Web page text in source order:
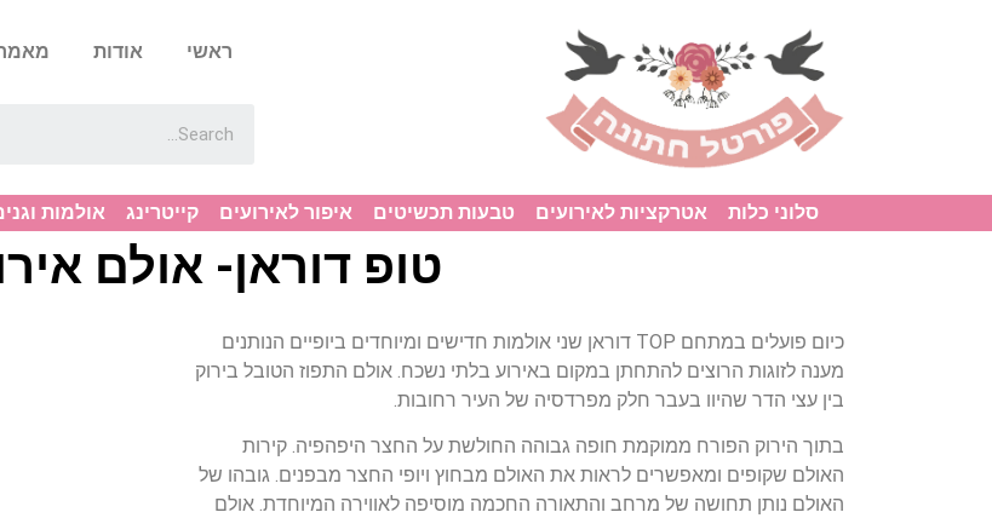
ראשי אודות
סלוני כלות אטרקציות לאירועים טבעות תכשיטים איפור לאירועים קייטרינג אולמות
טופ דוראן- אולם
כיום פועלים במתחם TOP דוראן שני אולמות חדישים ומיוחדים ביופיים הנותנים
מענה לזוגות הרוצים להתחתן במקום באירוע בלתי נשכח. אולם התפוז הטובל בירוק
בין עצי הדר שהיוו בעבר חלק מפרדסיה של העיר רחובות.
בתוך הירוק הפורח ממוקמת חופה גבוהה החולשת על החצר היפהפיה. קירות
האולם שקופים ומאפשרים לראות את האולם מבחוץ ויופי החצר מבפנים. גובהו של
האולם נותן תחושה של מרחב והתאורה החכמה מוסיפה לאווירה המיוחדת. אולם